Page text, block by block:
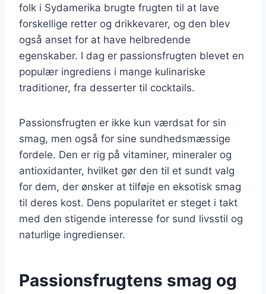
folk i Sydamerika brugte frugten til at lave
forskellige retter og drikkevarer, og den blev
også anset for at have helbredende
egenskaber. I dag er passionsfrugten blevet en
populær ingrediens i mange kulinariske
traditioner, fra desserter til cocktails.
Passionsfrugten er ikke kun værdsat for sin
smag, men også for sine sundhedsmæssige
fordele. Den er rig på vitaminer, mineraler og
antioxidanter, hvilket gør den til et sundt valg
for dem, der ønsker at tilføje en eksotisk smag
til deres kost. Dens popularitet er steget i takt
med den stigende interesse for sund livsstil og
naturlige ingredienser.
Passionsfrugtens smag og